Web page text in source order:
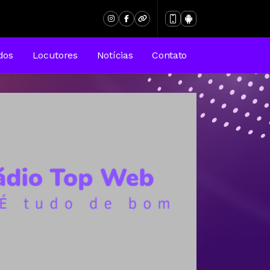
Locutores Notícias Contato